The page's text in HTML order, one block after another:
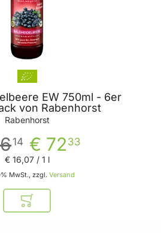
EW 750ml - 6er
von Rabenhorst
Rabenhorst
€ 7233
14
MwSt., zzgl. Versand
€ 16,07/ 1 l
In den Warenkorb